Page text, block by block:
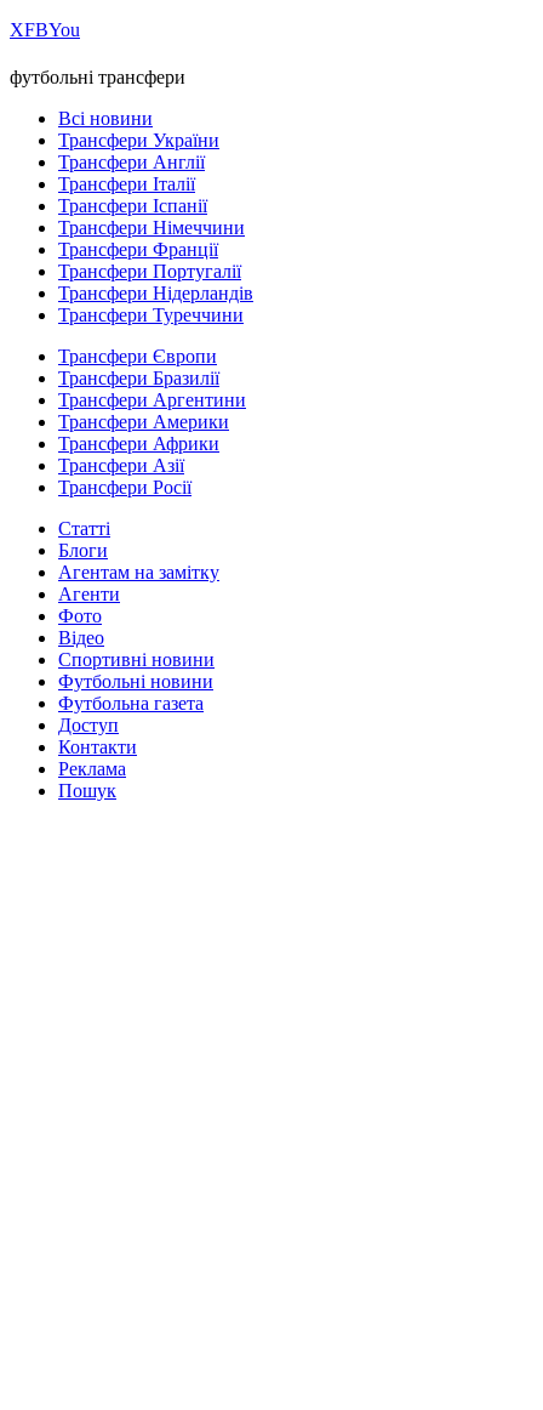
ХFBYou
футбольні трансфери
Всі новини
Трансфери України
Трансфери Англії
Трансфери Італії
Трансфери Іспанії
Трансфери Німеччини
Трансфери Франції
Трансфери Португалії
Трансфери Нідерландів
Трансфери Туреччини
Трансфери Європи
Трансфери Бразилії
Трансфери Аргентини
Трансфери Америки
Трансфери Африки
Трансфери Азії
Трансфери Росії
Статті
Блоги
Агентам на замітку
Агенти
Фото
Відео
Спортивні новини
Футбольні новини
Футбольна газета
Доступ
Контакти
Реклама
Пошук